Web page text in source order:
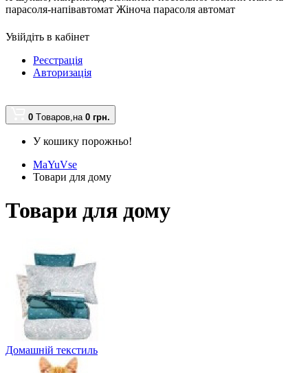
парасоля-напівавтомат Жіноча парасоля автомат
Увійдіть в кабінет
Реєстрація
Авторизація
0 Tоваров,на 0 грн.
У кошику порожньо!
MaYuVse
Товари для дому
Товари для дому
Домашній текстиль